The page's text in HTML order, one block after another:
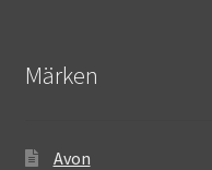
Märken
Avon